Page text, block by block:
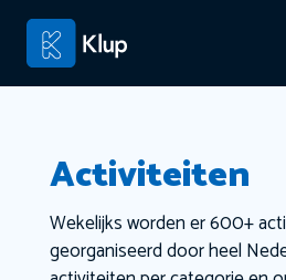
Activiteiten
Wekelijks worden er 600+
georganiseerd door heel